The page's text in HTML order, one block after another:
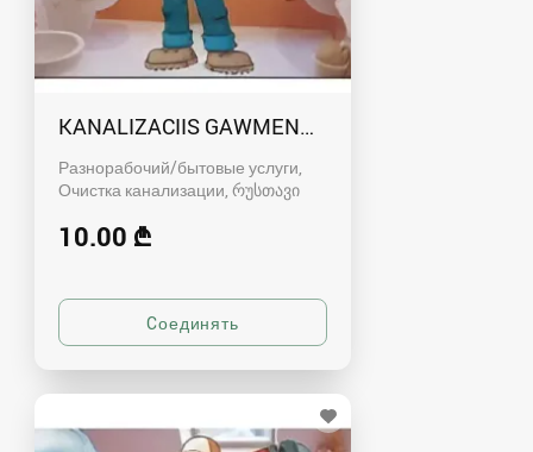
KANALIZACIIS GAWMENDA RUSTAVSHI -
Разнорабочий/бытовые услуги,
Очистка канализации რუსთავი
10.00 ₾